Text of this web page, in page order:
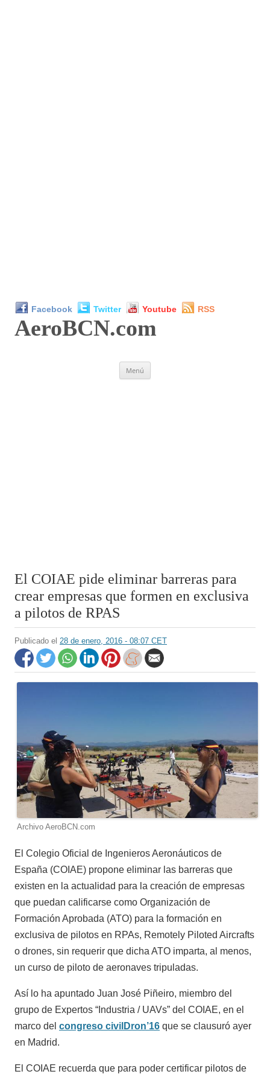
Facebook Twitter Youtube RSS
AeroBCN.com
Menú
El COIAE pide eliminar barreras para
crear empresas que formen en exclusiva
a pilotos de RPAS
Publicado el 28 de enero, 2016 - 08:07 CET
Archivo AeroBCN.com
El Colegio Oficial de Ingenieros Aeronáuticos de
España (COIAE) propone eliminar las barreras que
existen en la actualidad para la creación de empresas
que puedan calificarse como Organización de
Formación Aprobada (ATO) para la formación en
exclusiva de pilotos en RPAs, Remotely Piloted Aircrafts
o drones, sin requerir que dicha ATO imparta, al menos,
un curso de piloto de aeronaves tripuladas.
Así lo ha apuntado Juan José Piñeiro, miembro del
grupo de Expertos “Industria / UAVs” del COIAE, en el
marco del congreso civilDron’16 que se clausuró ayer
en Madrid.
El COIAE recuerda que para poder certificar pilotos de